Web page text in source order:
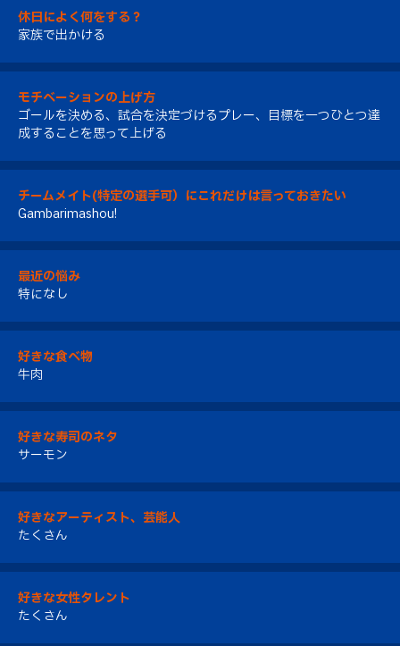
休日によく何をする？
家族で出かける
モチベーションの上げ方
ゴールを決める、試合を決定づけるプレー、目標を一つひとつ達
成することを思って上げる
チームメイト(特定の選手可）にこれだけは言っておきたい
Gambarimashou!
最近の悩み
特になし
好きな食べ物
牛肉
好きな寿司のネタ
サーモン
好きなアーティスト、芸能人
たくさん
好きな女性タレント
たくさん